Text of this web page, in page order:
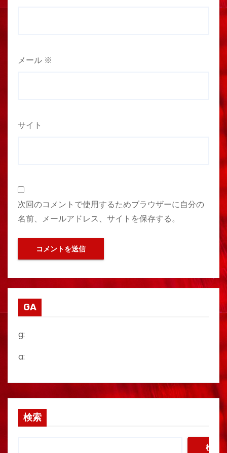
メール ※
サイト
次回のコメントで使用するためブラウザーに自分の
名前、メールアドレス、サイトを保存する。
GA
g:
a:
検索
検